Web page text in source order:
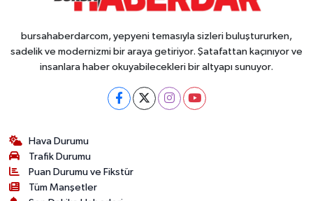
bursahaberdarcom, yepyeni temasıyla sizleri buluştururken,
sadelik ve modernizmi bir araya getiriyor. Şatafattan kaçınıyor ve
insanlara haber okuyabilecekleri bir altyapı sunuyor.
Hava Durumu
Trafik Durumu
Puan Durumu ve Fikstür
Tüm Manşetler